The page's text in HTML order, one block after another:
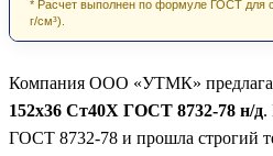
* Расчет выполнен по формуле ГОСТ для
г/см³).
Компания ООО «УТМК»
152х36 Ст40Х ГОСТ 8732-78 н/д.
ГОСТ 8732-78 и прошла строгий